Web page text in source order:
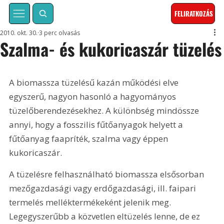
FELIRATKOZÁS
Szalma- és kukoricaszár tüzelés
2010. okt. 30. 3 perc olvasás
A biomassza tüzelésű kazán működési elve
egyszerű, nagyon hasonló a hagyományos
tüzelőberendezésekhez. A különbség mindössze
annyi, hogy a fosszilis fűtőanyagok helyett a
fűtőanyag faapríték, szalma vagy éppen
kukoricaszár.
A tüzelésre felhasználható biomassza elsősorban
mezőgazdasági vagy erdőgazdasági, ill. faipari
termelés melléktermékeként jelenik meg.
Legegyszerűbb a közvetlen eltüzelés lenne, de ez